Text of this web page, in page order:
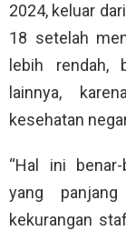
2024, keluar
18 setelah
lebih rendah,
lainnya,
kesehatan
“Hal ini
yang
kekurangan